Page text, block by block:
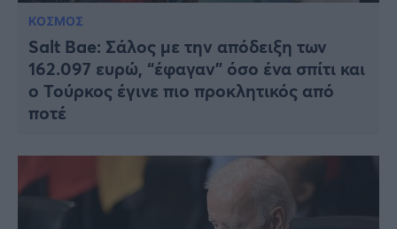
ΚΟΣΜΟΣ
Salt Bae: Σάλος με την απόδειξη των
162.097 ευρώ, “έφαγαν” όσο ένα σπίτι και
ο Τούρκος έγινε πιο προκλητικός από
ποτέ